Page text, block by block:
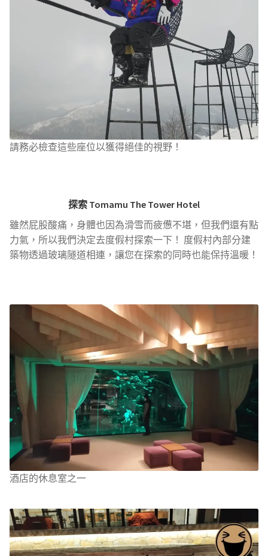
請務必檢查這些座位以獲得絕佳的視野！
探索 Tomamu The Tower Hotel
雖然屁股酸痛，身體也因為滑雪而疲憊不堪，但我們還有點
力氣，所以我們決定去度假村探索一下！ 度假村內部分建
築物透過玻璃隧道相連，讓您在探索的同時也能保持溫暖！
酒店的休息室之一